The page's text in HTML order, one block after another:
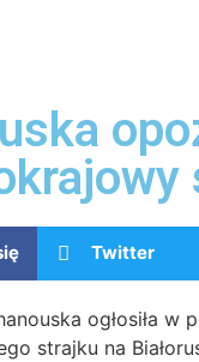
Twitter
ogłosiła w
strajku na